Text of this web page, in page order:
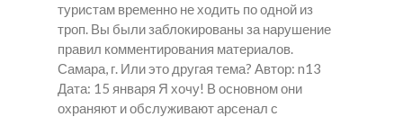
туристам временно не ходить по одной из
троп. Вы были заблокированы за нарушение
правил комментирования материалов.
Самара, г. Или это другая тема? Автор: n13
Дата: 15 января Я хочу! В основном они
охраняют и обслуживают арсенал с